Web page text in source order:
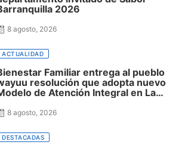
2026
8 agosto, 2026
ACTUALIDAD
Familiar entrega al pueblo
resolución que adopta nuevo
de Atención Integral en La
8 agosto, 2026
DESTACADAS